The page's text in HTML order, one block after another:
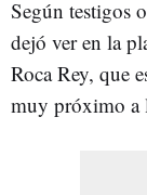
Según testigos
dejó ver en la
Roca Rey, que
muy próximo a